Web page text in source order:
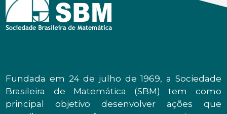
Fundada em 24 de julho de 1969, a Sociedade
Brasileira de Matemática (SBM) tem como
principal objetivo desenvolver ações que